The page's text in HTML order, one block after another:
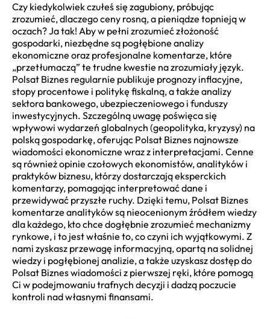
Czy kiedykolwiek czułeś się zagubiony, próbując
zrozumieć, dlaczego ceny rosną, a pieniądze topnieją w
oczach? Ja tak! Aby w pełni zrozumieć złożoność
gospodarki, niezbędne są pogłębione analizy
ekonomiczne oraz profesjonalne komentarze, które
„przetłumaczą” te trudne kwestie na zrozumiały język.
Polsat Biznes regularnie publikuje prognozy inflacyjne,
stopy procentowe i politykę fiskalną, a także analizy
sektora bankowego, ubezpieczeniowego i funduszy
inwestycyjnych. Szczególną uwagę poświęca się
wpływowi wydarzeń globalnych (geopolityka, kryzysy) na
polską gospodarkę, oferując Polsat Biznes najnowsze
wiadomości ekonomiczne wraz z interpretacjami. Cenne
są również opinie czołowych ekonomistów, analityków i
praktyków biznesu, którzy dostarczają eksperckich
komentarzy, pomagając interpretować dane i
przewidywać przyszłe ruchy. Dzięki temu, Polsat Biznes
komentarze analityków są nieocenionym źródłem wiedzy
dla każdego, kto chce dogłębnie zrozumieć mechanizmy
rynkowe, i to jest właśnie to, co czyni ich wyjątkowymi. Z
nami zyskasz przewagę informacyjną, opartą na solidnej
wiedzy i pogłębionej analizie, a także uzyskasz dostęp do
Polsat Biznes wiadomości z pierwszej ręki, które pomogą
Ci w podejmowaniu trafnych decyzji i dadzą poczucie
kontroli nad własnymi finansami.